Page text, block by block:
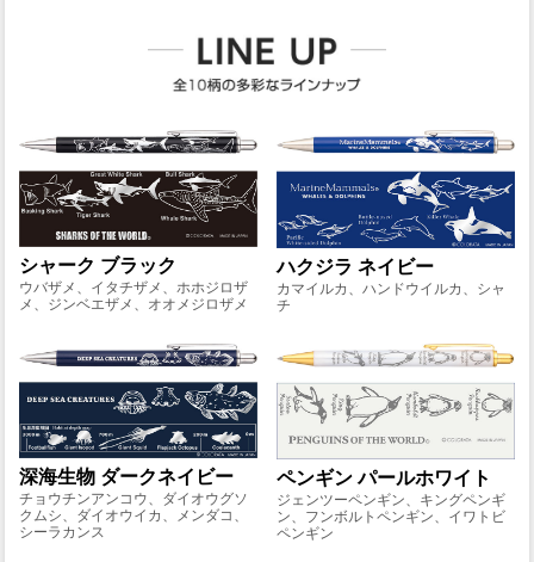
シャーク ブラック
ウバザメ、イタチザメ、ホホジロザ
メ、ジンベエザメ、オオメジロザメ
ハクジラ ネイビー
カマイルカ、ハンドウイルカ、シャ
チ
深海生物 ダークネイビー
チョウチンアンコウ、ダイオウグソ
クムシ、ダイオウイカ、メンダコ、
シーラカンス
ペンギン パールホワイト
ジェンツーペンギン、キングペンギ
ン、フンボルトペンギン、イワトビ
ペンギン